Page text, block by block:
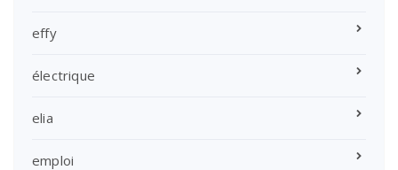
effy
électrique
elia
emploi